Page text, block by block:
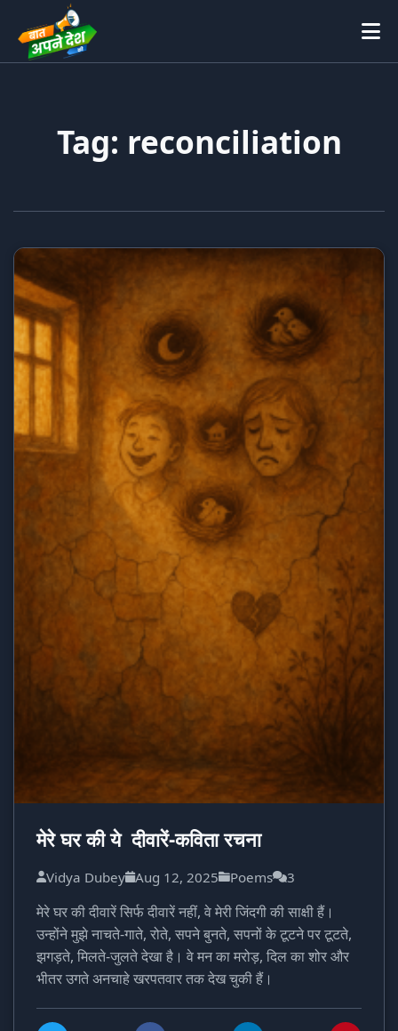
Tag: reconciliation
मेरे घर की ये दीवारें-कविता रचना
Vidya Dubey Aug 12, 2025 Poems 3
मेरे घर की दीवारें सिर्फ दीवारें नहीं, वे मेरी जिंदगी की साक्षी हैं।
उन्होंने मुझे नाचते-गाते, रोते, सपने बुनते, सपनों के टूटने पर टूटते,
झगड़ते, मिलते-जुलते देखा है। वे मन का मरोड़, दिल का शोर और
भीतर उगते अनचाहे खरपतवार तक देख चुकी हैं।